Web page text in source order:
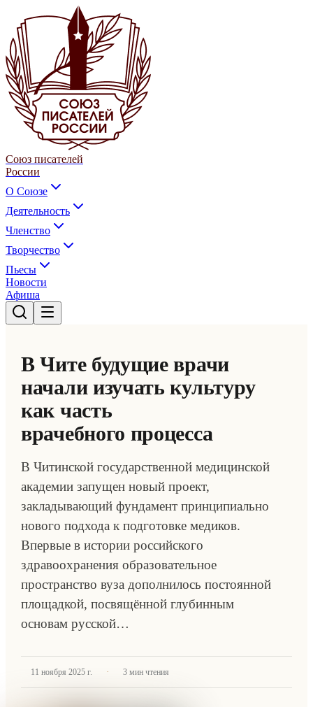
Союз писателей
России
О Союзе
Деятельность
Членство
Творчество
Пьесы
Новости
Афиша
В Чите будущие врачи
начали изучать культуру
как часть
врачебного процесса
В Читинской государственной медицинской
академии запущен новый проект,
закладывающий фундамент принципиально
нового подхода к подготовке медиков.
Впервые в истории российского
здравоохранения образовательное
пространство вуза дополнилось постоянной
площадкой, посвящённой глубинным
основам русской…
11 ноября 2025 г. · 3 мин чтения